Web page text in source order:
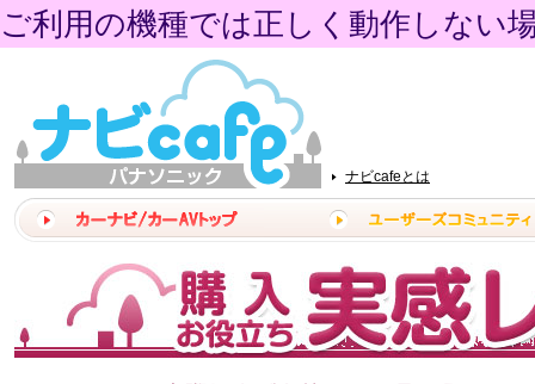
ご利用の機種では正しく動作しない
ナビcafeとは